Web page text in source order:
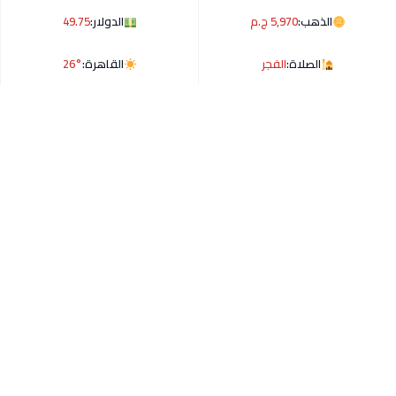
الذهب:5,970 ج.م الدولار:49.75
الصلاة:الفجر القاهرة:26°